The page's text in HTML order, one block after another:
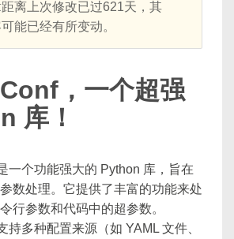
离上次修改已过621天，其
能已经有所变动。
，一个超强
库！
一个功能强大的 Python 库，旨在
数处理。它提供了丰富的功能来处
行参数和代码中的超参数。
持多种配置来源（如 YAML 文件、